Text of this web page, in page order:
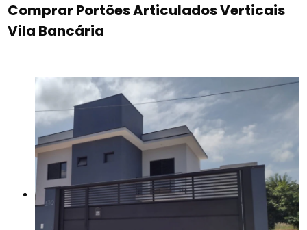
Comprar Portões Articulados Verticais
Vila Bancária